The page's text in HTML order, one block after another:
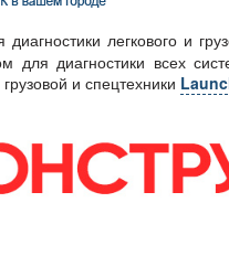
легкового и
диагностики всех
и спецтехники